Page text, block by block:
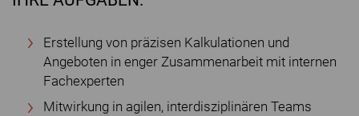
Erstellung von präzisen Kalkulationen und
Angeboten in enger Zusammenarbeit mit internen
Fachexperten
Mitwirkung in agilen, interdisziplinären Teams